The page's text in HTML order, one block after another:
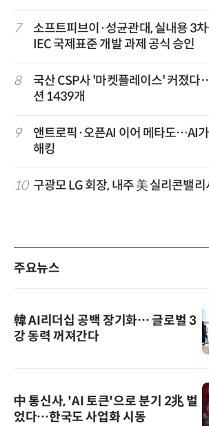
7
소프트피브이·성균관대, 실내용 3
IEC 국제표준 개발 과제 공식 승인
8
국산 CSP사 '마켓플레이스' 커졌다
션 1439개
9
앤트로픽·오픈AI 이어 메타도…AI
해킹
10 구광모 LG 회장, 내주 美 실리콘밸
주요뉴스
韓 AI리더십 공백 장기화… 글로벌 3
강 동력 꺼져간다
中 통신사, 'AI 토큰'으로 분기 2兆 벌
었다…한국도 사업화 시동